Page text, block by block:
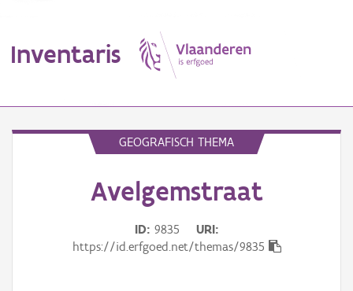
Inventaris
GEOGRAFISCH THEMA
Avelgemstraat
ID 9835
URI
https://id.erfgoed.net/themas/9835